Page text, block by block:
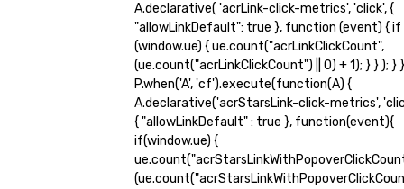
A.declarative( 'acrLink-click-metrics', 'click', {
"allowLinkDefault": true }, function (event) { if
(window.ue) { ue.count("acrLinkClickCount",
(ue.count("acrLinkClickCount") || 0) + 1); } } ); }
P.when('A', 'cf').execute(function(A) {
A.declarative('acrStarsLink-click-metrics',
{ "allowLinkDefault" : true }, function(event){
if(window.ue) {